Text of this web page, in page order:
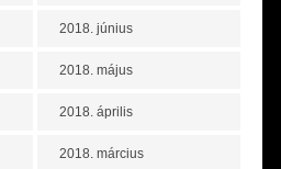
2018. június
2018. május
2018. április
2018. március